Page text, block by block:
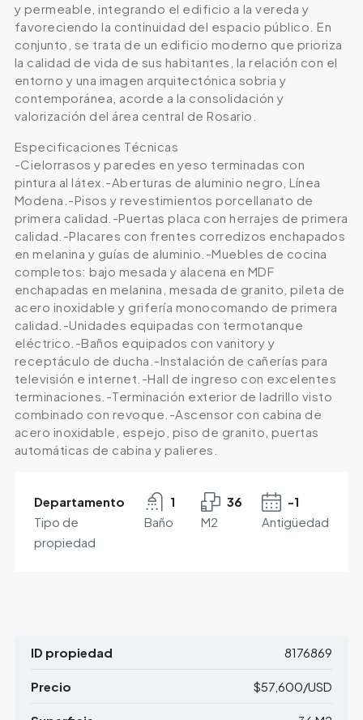
y permeable, integrando el edificio a la vereda y
favoreciendo la continuidad del espacio público. En
conjunto, se trata de un edificio moderno que prioriza
la calidad de vida de sus habitantes, la relación con el
entorno y una imagen arquitectónica sobria y
contemporánea, acorde a la consolidación y
valorización del área central de Rosario.
Especificaciones Técnicas
-Cielorrasos y paredes en yeso terminadas con
pintura al látex.-Aberturas de aluminio negro, Línea
Modena.-Pisos y revestimientos porcellanato de
primera calidad.-Puertas placa con herrajes de primera
calidad.-Placares con frentes corredizos enchapados
en melanina y guías de aluminio.-Muebles de cocina
completos: bajo mesada y alacena en MDF
enchapadas en melanina, mesada de granito, pileta de
acero inoxidable y grifería monocomando de primera
calidad.-Unidades equipadas con termotanque
eléctrico.-Baños equipados con vanitory y
receptáculo de ducha.-Instalación de cañerías para
televisión e internet.-Hall de ingreso con excelentes
terminaciones.-Terminación exterior de ladrillo visto
combinado con revoque.-Ascensor con cabina de
acero inoxidable, espejo, piso de granito, puertas
automáticas de cabina y palieres.
Departamento
Tipo de
propiedad
1
Baño
36
M2
-1
Antigüedad
ID propiedad 8176869
Precio $57,600/USD